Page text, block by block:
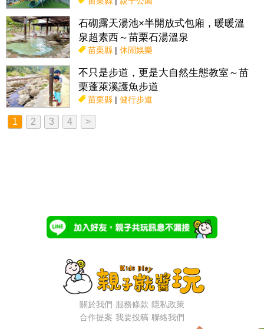
石砌露天湯池×半開放式包廂，暖暖溫
泉超素西～苗栗石湯溫泉
苗栗縣| 休閒娛樂
不只是步道，更是大自然生態教室～苗
栗蓬萊溪護魚步道
苗栗縣| 健行步道
1 2 3 4 >
關於我們 服務條款 隱私政策
合作提案 我要投稿 聯絡我們